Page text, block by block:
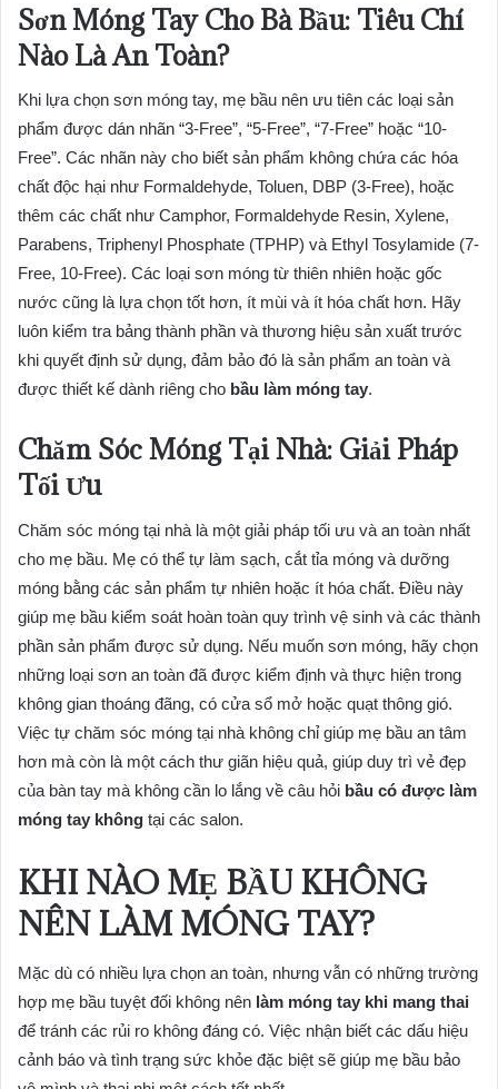
Sơn Móng Tay Cho Bà Bầu: Tiêu Chí
Nào Là An Toàn?
Khi lựa chọn sơn móng tay, mẹ bầu nên ưu tiên các loại sản
phẩm được dán nhãn “3-Free”, “5-Free”, “7-Free” hoặc “10-
Free”. Các nhãn này cho biết sản phẩm không chứa các hóa
chất độc hại như Formaldehyde, Toluen, DBP (3-Free), hoặc
thêm các chất như Camphor, Formaldehyde Resin, Xylene,
Parabens, Triphenyl Phosphate (TPHP) và Ethyl Tosylamide (7-
Free, 10-Free). Các loại sơn móng từ thiên nhiên hoặc gốc
nước cũng là lựa chọn tốt hơn, ít mùi và ít hóa chất hơn. Hãy
luôn kiểm tra bảng thành phần và thương hiệu sản xuất trước
khi quyết định sử dụng, đảm bảo đó là sản phẩm an toàn và
được thiết kế dành riêng cho bầu làm móng tay.
Chăm Sóc Móng Tại Nhà: Giải Pháp
Tối Ưu
Chăm sóc móng tại nhà là một giải pháp tối ưu và an toàn nhất
cho mẹ bầu. Mẹ có thể tự làm sạch, cắt tỉa móng và dưỡng
móng bằng các sản phẩm tự nhiên hoặc ít hóa chất. Điều này
giúp mẹ bầu kiểm soát hoàn toàn quy trình vệ sinh và các thành
phần sản phẩm được sử dụng. Nếu muốn sơn móng, hãy chọn
những loại sơn an toàn đã được kiểm định và thực hiện trong
không gian thoáng đãng, có cửa sổ mở hoặc quạt thông gió.
Việc tự chăm sóc móng tại nhà không chỉ giúp mẹ bầu an tâm
hơn mà còn là một cách thư giãn hiệu quả, giúp duy trì vẻ đẹp
của bàn tay mà không cần lo lắng về câu hỏi bầu có được làm
móng tay không tại các salon.
KHI NÀO MẸ BẦU KHÔNG
NÊN LÀM MÓNG TAY?
Mặc dù có nhiều lựa chọn an toàn, nhưng vẫn có những trường
hợp mẹ bầu tuyệt đối không nên làm móng tay khi mang thai
để tránh các rủi ro không đáng có. Việc nhận biết các dấu hiệu
cảnh báo và tình trạng sức khỏe đặc biệt sẽ giúp mẹ bầu bảo